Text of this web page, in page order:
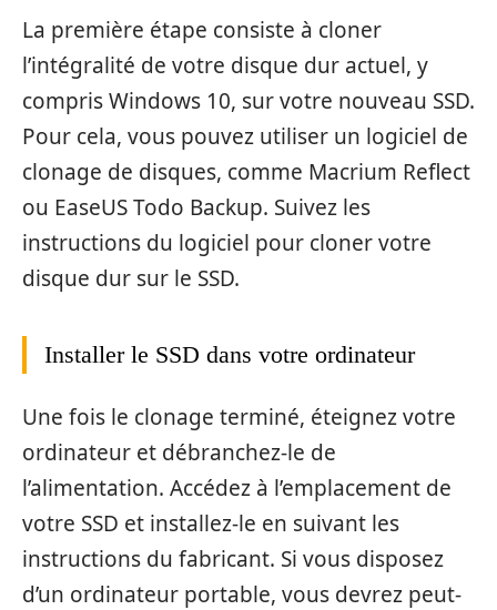
La première étape consiste à cloner
l’intégralité de votre disque dur actuel, y
compris Windows 10, sur votre nouveau SSD.
Pour cela, vous pouvez utiliser un logiciel de
clonage de disques, comme Macrium Reflect
ou EaseUS Todo Backup. Suivez les
instructions du logiciel pour cloner votre
disque dur sur le SSD.
Installer le SSD dans votre ordinateur
Une fois le clonage terminé, éteignez votre
ordinateur et débranchez-le de
l’alimentation. Accédez à l’emplacement de
votre SSD et installez-le en suivant les
instructions du fabricant. Si vous disposez
d’un ordinateur portable, vous devrez peut-